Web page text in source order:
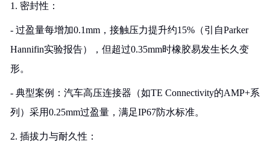
1. 密封性：
- 过盈量每增加0.1mm，接触压力提升约15%（引自Parker
Hannifin实验报告），但超过0.35mm时橡胶易发生长久变
形。
- 典型案例：汽车高压连接器（如TE Connectivity的AMP+系
列）采用0.25mm过盈量，满足IP67防水标准。
2. 插拔力与耐久性：